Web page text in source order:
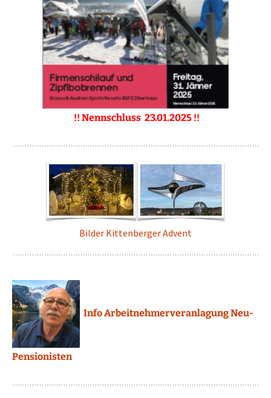
!! Nennschluss 23.01.2025 !!
Bilder Kittenberger Advent
Info Arbeitnehmerveranlagung Neu-
Pensionisten